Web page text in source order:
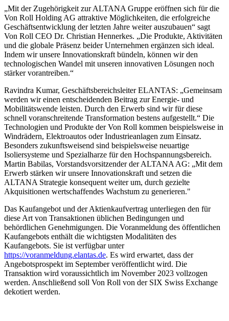
„Mit der Zugehörigkeit zur ALTANA Gruppe eröffnen sich für die
Von Roll Holding AG attraktive Möglichkeiten, die erfolgreiche
Geschäftsentwicklung der letzten Jahre weiter auszubauen“ sagt
Von Roll CEO Dr. Christian Hennerkes. „Die Produkte, Aktivitäten
und die globale Präsenz beider Unternehmen ergänzen sich ideal.
Indem wir unsere Innovationskraft bündeln, können wir den
technologischen Wandel mit unseren innovativen Lösungen noch
stärker vorantreiben.“
Ravindra Kumar, Geschäftsbereichsleiter ELANTAS: „Gemeinsam
werden wir einen entscheidenden Beitrag zur Energie- und
Mobilitätswende leisten. Durch den Erwerb sind wir für diese
schnell voranschreitende Transformation bestens aufgestellt.“ Die
Technologien und Produkte der Von Roll kommen beispielsweise in
Windrädern, Elektroautos oder Industrieanlagen zum Einsatz.
Besonders zukunftsweisend sind beispielsweise neuartige
Isoliersysteme und Spezialharze für den Hochspannungsbereich.
Martin Babilas, Vorstandsvorsitzender der ALTANA AG: „Mit dem
Erwerb stärken wir unsere Innovationskraft und setzen die
ALTANA Strategie konsequent weiter um, durch gezielte
Akquisitionen wertschaffendes Wachstum zu generieren."
Das Kaufangebot und der Aktienkaufvertrag unterliegen den für
diese Art von Transaktionen üblichen Bedingungen und
behördlichen Genehmigungen. Die Voranmeldung des öffentlichen
Kaufangebots enthält die wichtigsten Modalitäten des
Kaufangebots. Sie ist verfügbar unter
https://voranmeldung.elantas.de. Es wird erwartet, dass der
Angebotsprospekt im September veröffentlicht wird. Die
Transaktion wird voraussichtlich im November 2023 vollzogen
werden. Anschließend soll Von Roll von der SIX Swiss Exchange
dekotiert werden.